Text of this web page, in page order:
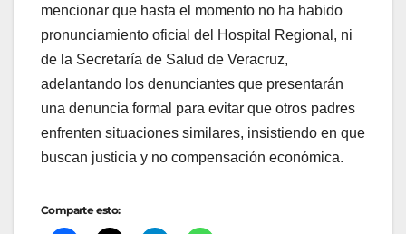
mencionar que hasta el momento no ha habido
pronunciamiento oficial del Hospital Regional, ni
de la Secretaría de Salud de Veracruz,
adelantando los denunciantes que presentarán
una denuncia formal para evitar que otros padres
enfrenten situaciones similares, insistiendo en que
buscan justicia y no compensación económica.
Comparte esto: